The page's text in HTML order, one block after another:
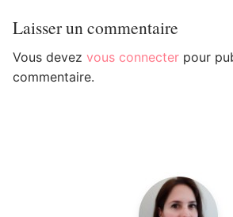
Laisser un commentaire
Vous devez vous connecter pour
commentaire.